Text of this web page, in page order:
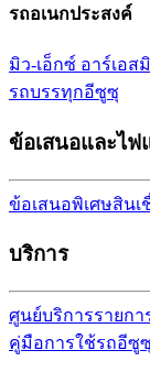
รถอเนกประสงค์
มิว-เอ็กซ์ อาร์เอส
รถบรรทุกอีซูซุ
ข้อเสนอและไ
ข้อเสนอพิเศษสินเ
บริการ
ศูนย์บริการรายกา
คู่มือการใช้รถอีซูซุ